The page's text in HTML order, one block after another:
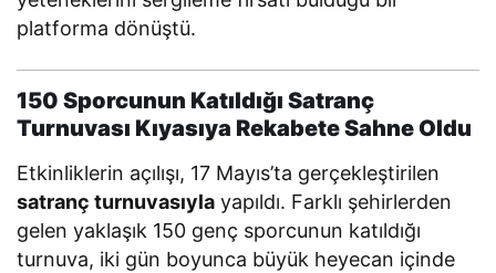
platforma dönüştü.
150 Sporcunun Katıldığı Satranç
Turnuvası Kıyasıya Rekabete Sahne Oldu
Etkinliklerin açılışı, 17 Mayıs’ta gerçekleştirilen
satranç turnuvasıyla yapıldı. Farklı şehirlerden
gelen yaklaşık 150 genç sporcunun katıldığı
turnuva, iki gün boyunca büyük heyecan içinde